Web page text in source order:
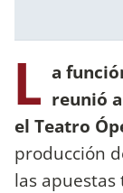
L a
reunió
el Teatro
producción
las